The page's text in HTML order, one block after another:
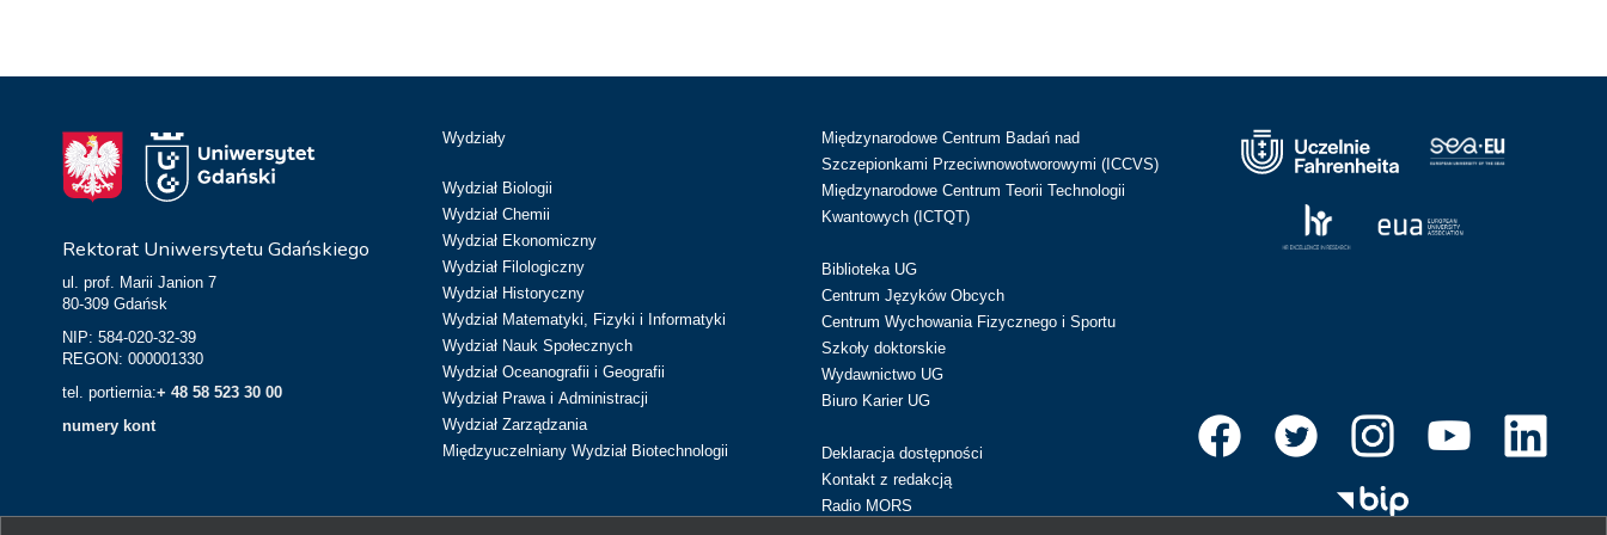
Rektorat Uniwersytetu Gdańskiego
ul. prof. Marii Janion 7
80-309 Gdańsk
NIP: 584-020-32-39
REGON: 000001330
tel. portiernia:+ 48 58 523 30 00
numery kont
Wydziały
Wydział Biologii
Wydział Chemii
Wydział Ekonomiczny
Wydział Filologiczny
Wydział Historyczny
Wydział Matematyki, Fizyki i Informatyki
Wydział Nauk Społecznych
Wydział Oceanografii i Geografii
Wydział Prawa i Administracji
Wydział Zarządzania
Międzyuczelniany Wydział Biotechnologii
Międzynarodowe Centrum Badań nad
Szczepionkami Przeciwnowotworowymi (ICCVS)
Międzynarodowe Centrum Teorii Technologii
Kwantowych (ICTQT)
Biblioteka UG
Centrum Języków Obcych
Centrum Wychowania Fizycznego i Sportu
Szkoły doktorskie
Wydawnictwo UG
Biuro Karier UG
Deklaracja dostępności
Kontakt z redakcją
Radio MORS